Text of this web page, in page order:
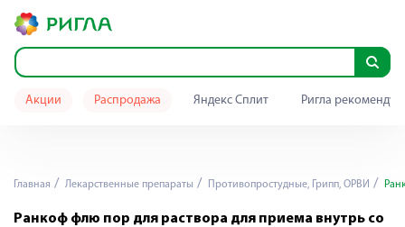
Акции Распродажа Яндекс Сплит Ригла
Главная Лекарственные препараты Противопростудные, Грипп, ОРВИ
Ранкоф флю пор для раствора для приема внутрь со